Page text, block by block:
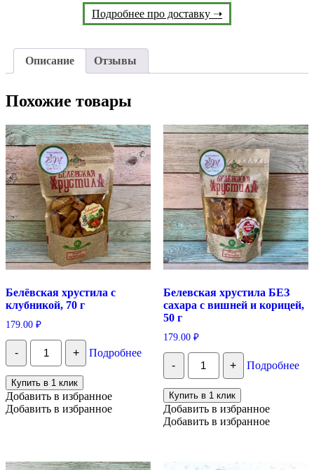
Подробнее про доставку ➝
Описание Отзывы
Похожие товары
Белёвская хрустила с
клубникой, 70 г
179.00 ₽
-
Количество
Белёвская
хрустила
с
клубникой,
70
г
+ Подробнее
Купить в 1 клик
Добавить в избранное
Добавить в избранное
Белевская хрустила БЕЗ
сахара с вишней и корицей,
50 г
179.00 ₽
-
Количество
Белевская
хрустила
БЕЗ
сахара
с
вишней
+ Подробнее
Купить в 1 клик
Добавить в избранное
Добавить в избранное